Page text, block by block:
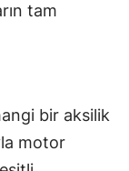
tam
bir aksilik
motor